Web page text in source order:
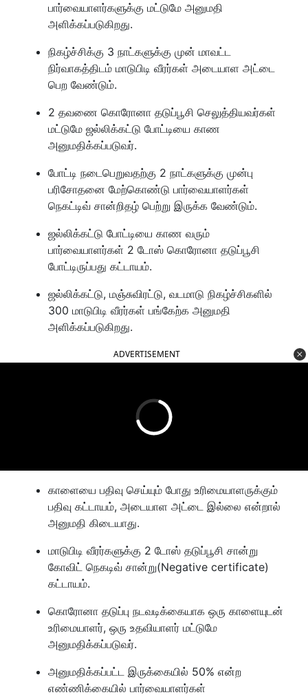
பார்வையாளர்களுக்கு மட்டுமே அனுமதி
அளிக்கப்படுகிறது.
நிகழ்ச்சிக்கு 3 நாட்களுக்கு முன் மாவட்ட
நிர்வாகத்திடம் மாடுபிடி வீரர்கள் அடையாள அட்டை
பெற வேண்டும்.
2 தவணை கொரோனா தடுப்பூசி செலுத்தியவர்கள்
மட்டுமே ஜல்லிக்கட்டு போட்டியை காண
அனுமதிக்கப்படுவர்.
போட்டி நடைபெறுவதற்கு 2 நாட்களுக்கு முன்பு
பரிசோதனை மேற்கொண்டு பார்வையாளர்கள்
நெகட்டிவ் சான்றிதழ் பெற்று இருக்க வேண்டும்.
ஜல்லிக்கட்டு போட்டியை காண வரும்
பார்வையாளர்கள் 2 டோஸ் கொரோனா தடுப்பூசி
போட்டிருப்பது கட்டாயம்.
ஜல்லிக்கட்டு, மஞ்சுவிரட்டு, வடமாடு நிகழ்ச்சிகளில்
300 மாடுபிடி வீரர்கள் பங்கேற்க அனுமதி
அளிக்கப்படுகிறது.
ADVERTISEMENT
காளையை பதிவு செய்யும் போது உரிமையாளருக்கும்
பதிவு கட்டாயம், அடையாள அட்டை இல்லை என்றால்
அனுமதி கிடையாது.
மாடுபிடி வீரர்களுக்கு 2 டோஸ் தடுப்பூசி சான்று
கோவிட் நெகடிவ் சான்று(Negative certificate)
கட்டாயம்.
கொரோனா தடுப்பு நடவடிக்கையாக ஒரு காளையுடன்
உரிமையாளர், ஒரு உதவியாளர் மட்டுமே
அனுமதிக்கப்படுவர்.
அனுமதிக்கப்பட்ட இருக்கையில் 50% என்ற
எண்ணிக்கையில் பார்வையாளர்கள்